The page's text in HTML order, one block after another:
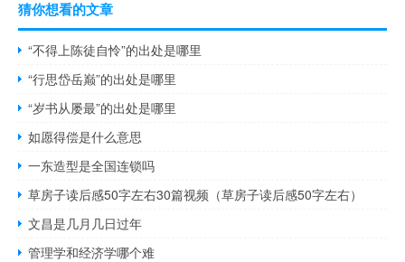
猜你想看的文章
“不得上陈徒自怜”的出处是哪里
“行思岱岳巅”的出处是哪里
“岁书从屡最”的出处是哪里
如愿得偿是什么意思
一东造型是全国连锁吗
草房子读后感50字左右30篇视频（草房子读后感50字左右）
文昌是几月几日过年
管理学和经济学哪个难